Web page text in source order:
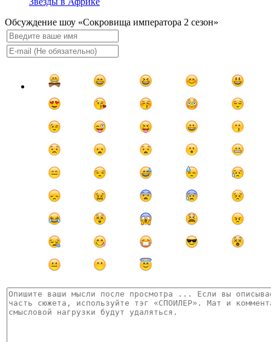
Обсуждение шоу «Сокровища императора 2 сезон»